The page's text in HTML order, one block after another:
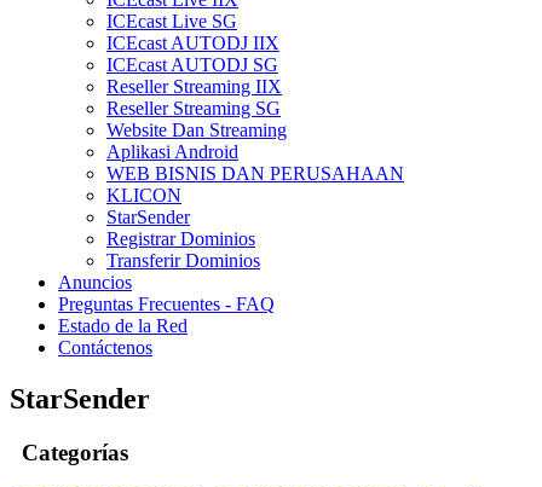
ICEcast Live SG
ICEcast AUTODJ IIX
ICEcast AUTODJ SG
Reseller Streaming IIX
Reseller Streaming SG
Website Dan Streaming
Aplikasi Android
WEB BISNIS DAN PERUSAHAAN
KLICON
StarSender
Registrar Dominios
Transferir Dominios
Anuncios
Preguntas Frecuentes - FAQ
Estado de la Red
Contáctenos
StarSender
Categorías